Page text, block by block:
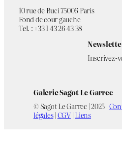
10 rue de Buci 75006 Paris
Fond de cour gauche
Tel. : +33 1 43 26 43 38
Inscrivez-
Galerie Sagot Le Garrec
© Sagot Le Garrec | 2025 |
légales|CGV|Liens